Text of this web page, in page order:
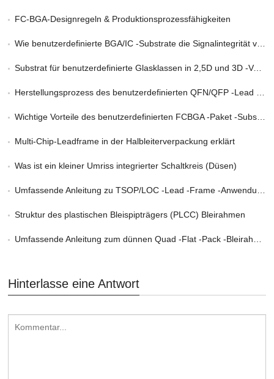
FC-BGA-Designregeln & Produktionsprozessfähigkeiten
Wie benutzerdefinierte BGA/IC -Substrate die Signalintegrität verbessern
Substrat für benutzerdefinierte Glasklassen in 2,5D und 3D -Verpackung
Herstellungsprozess des benutzerdefinierten QFN/QFP -Lead -Rahmens
Wichtige Vorteile des benutzerdefinierten FCBGA -Paket -Substratdienstes in HPC
Multi-Chip-Leadframe in der Halbleiterverpackung erklärt
Was ist ein kleiner Umriss integrierter Schaltkreis (Düsen)
Umfassende Anleitung zu TSOP/LOC -Lead -Frame -Anwendungen
Struktur des plastischen Bleispipträgers (PLCC) Bleirahmen
Umfassende Anleitung zum dünnen Quad -Flat -Pack -Bleirahmen
Hinterlasse eine Antwort